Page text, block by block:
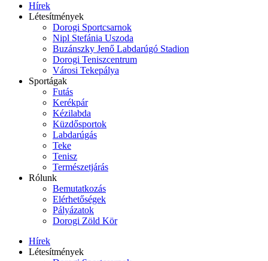
Hírek
Létesítmények
Dorogi Sportcsarnok
Nipl Stefánia Uszoda
Buzánszky Jenő Labdarúgó Stadion
Dorogi Teniszcentrum
Városi Tekepálya
Sportágak
Futás
Kerékpár
Kézilabda
Küzdősportok
Labdarúgás
Teke
Tenisz
Természetjárás
Rólunk
Bemutatkozás
Elérhetőségek
Pályázatok
Dorogi Zöld Kör
Hírek
Létesítmények